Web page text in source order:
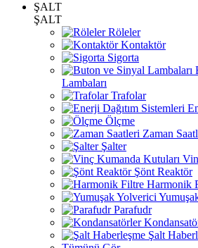
ŞALT
ŞALT
Röleler
Kontaktör
Sigorta
Lambaları
Trafolar
Ölçme
Zaman
Şalter
Şönt Reaktör
Harmonik
Parafudr
Şalt